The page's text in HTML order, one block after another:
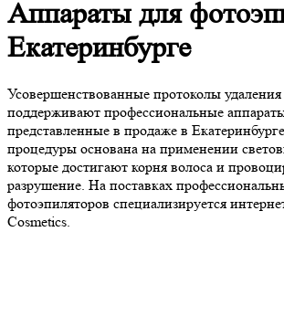
Аппараты для
Екатеринбурге
Усовершенствованные протоколы удаления
поддерживают профессиональные
представленные в продаже в
процедуры основана на применении
которые достигают корня волоса и
разрушение. На поставках
фотоэпиляторов специализируется
Cosmetics.